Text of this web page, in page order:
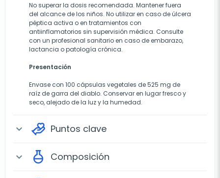
No superar la dosis recomendada. Mantener fuera
del alcance de los niños. No utilizar en caso de úlcera
péptica activa o en tratamientos con
antiinflamatorios sin supervisión médica. Consulte
con un profesional sanitario en caso de embarazo,
lactancia o patología crónica.
Presentación
Envase con 100 cápsulas vegetales de 525 mg de
raíz de garra del diablo. Conservar en lugar fresco y
seco, alejado de la luz y la humedad.
expand_more Puntos clave
expand_more Composición